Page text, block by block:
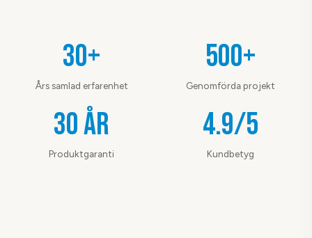
30+
Års samlad erfarenhet
500+
Genomförda projekt
30 år
Produktgaranti
4.9/5
Kundbetyg